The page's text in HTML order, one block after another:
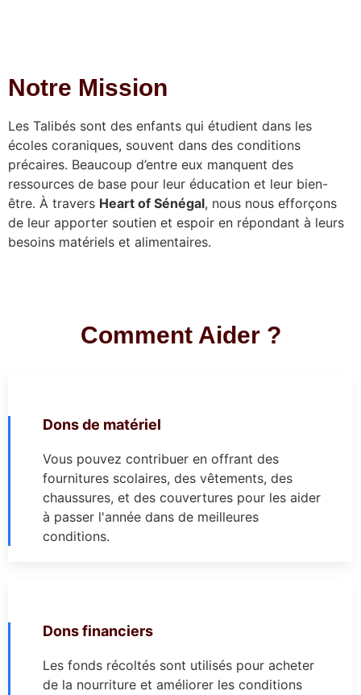
Notre Mission
Les Talibés sont des enfants qui étudient dans les
écoles coraniques, souvent dans des conditions
précaires. Beaucoup d’entre eux manquent des
ressources de base pour leur éducation et leur bien-
être. À travers Heart of Sénégal, nous nous efforçons
de leur apporter soutien et espoir en répondant à leurs
besoins matériels et alimentaires.
Comment Aider ?
Dons de matériel
Vous pouvez contribuer en offrant des
fournitures scolaires, des vêtements, des
chaussures, et des couvertures pour les aider
à passer l'année dans de meilleures
conditions.
Dons financiers
Les fonds récoltés sont utilisés pour acheter
de la nourriture et améliorer les conditions